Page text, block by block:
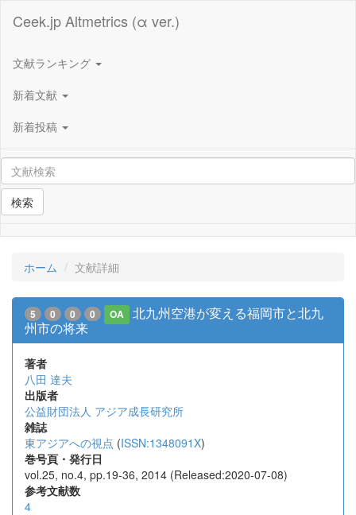
Ceek.jp Altmetrics (α ver.)
文献ランキング
新着文献
新着投稿
検索
ホーム 文献詳細
5 0 0 0 OA
北九州空港が変える福岡市と北九
州市の将来
著者
八田 達夫
出版者
公益財団法人 アジア成長研究所
雑誌
東アジアへの視点 (ISSN:1348091X)
巻号頁・発行日
vol.25, no.4, pp.19-36, 2014 (Released:2020-07-08)
参考文献数
4